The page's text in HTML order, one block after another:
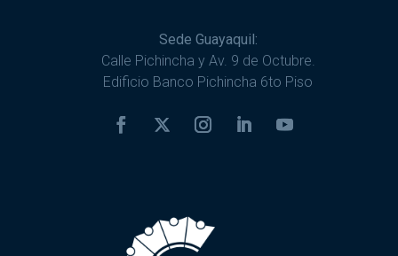
Sede Guayaquil:
Calle Pichincha y Av. 9 de Octubre.
Edificio Banco Pichincha 6to Piso